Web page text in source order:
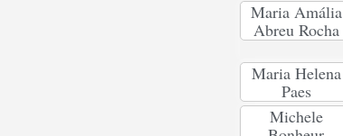
Maria Amália
Abreu Rocha
Maria Helena
Paes
Michele